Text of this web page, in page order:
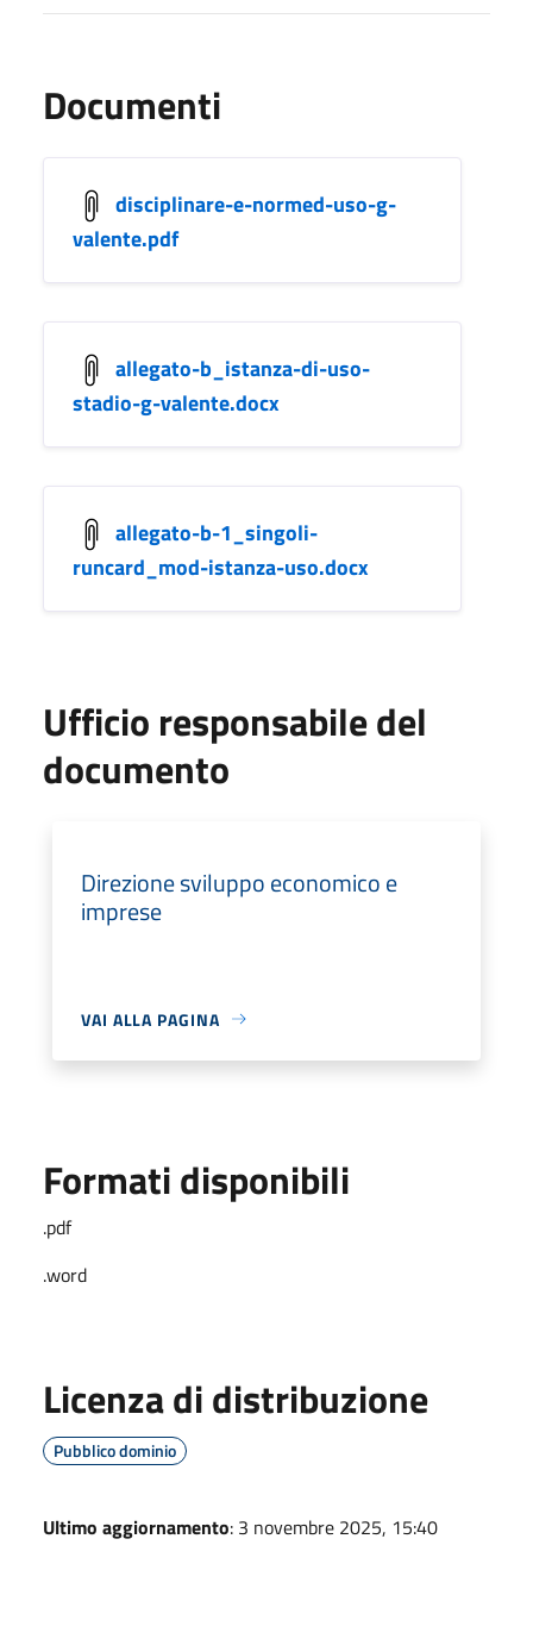
Documenti
disciplinare-e-normed-uso-g-
valente.pdf
allegato-b_istanza-di-uso-
stadio-g-valente.docx
allegato-b-1_singoli-
runcard_mod-istanza-uso.docx
Ufficio responsabile del
documento
Direzione sviluppo economico e
imprese
VAI ALLA PAGINA
Formati disponibili
.pdf
.word
Licenza di distribuzione
Pubblico dominio
Ultimo aggiornamento: 3 novembre 2025, 15:40